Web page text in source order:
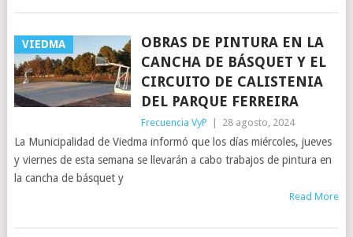
VIEDMA
OBRAS DE PINTURA EN LA
CANCHA DE BÁSQUET Y EL
CIRCUITO DE CALISTENIA
DEL PARQUE FERREIRA
Frecuencia VyP 28 agosto, 2024
La Municipalidad de Viedma informó que los días miércoles, jueves
y viernes de esta semana se llevarán a cabo trabajos de pintura en
la cancha de básquet y
Read More